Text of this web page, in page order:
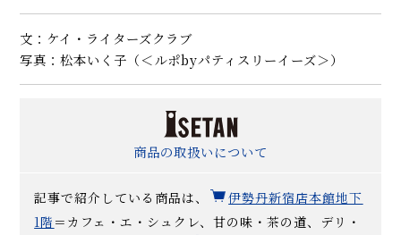
文：ケイ・ライターズクラブ
写真：松本いく子（＜ルポbyパティスリーイーズ＞）
商品の取扱いについて
記事で紹介している商品は、
伊勢丹新宿店本館地下
1階 ＝カフェ・エ・シュクレ、甘の味・茶の道、デリ・